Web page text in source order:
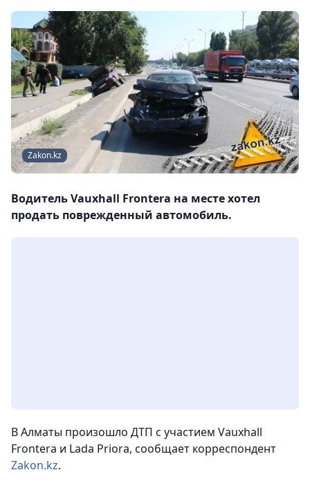
Zakon.kz
Водитель Vauxhall Frontera на месте хотел
продать поврежденный автомобиль.
В Алматы произошло ДТП с участием Vauxhall
Frontera и Lada Priora, сообщает корреспондент
Zakon.kz.